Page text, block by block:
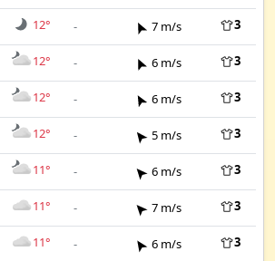
12° - 7 m/s 3
12° - 6 m/s 3
12° - 6 m/s 3
12° - 5 m/s 3
11° - 6 m/s 3
11° - 7 m/s 3
11° - 6 m/s 3